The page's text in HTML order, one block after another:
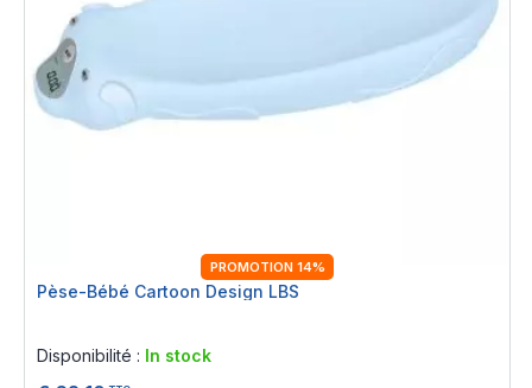
PROMOTION 14%
Pèse-Bébé Cartoon Design LBS
Disponibilité : In stock